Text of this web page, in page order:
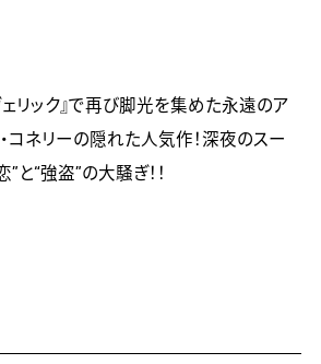
ェリック』で再び脚光を集めた永遠のア
コネリーの隠れた人気作！深夜のスー
”と“強盗”の大騒ぎ！！